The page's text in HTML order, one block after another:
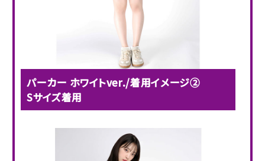
パーカー ホワイトver./着用イメージ②
Sサイズ着用